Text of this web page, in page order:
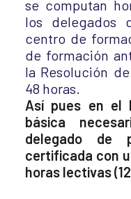
se computan
los delegados
centro de
de formación
la Resolución
48 horas.
Así pues en el
básica
delegado de
certificada con
horas lectivas